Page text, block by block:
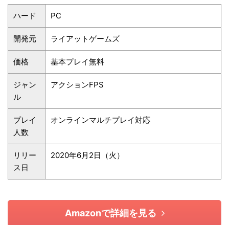
ハード PC
開発元 ライアットゲームズ
価格 基本プレイ無料
ジャン
ル
アクションFPS
プレイ
人数
オンラインマルチプレイ対応
リリー
ス日
2020年6月2日（火）
Amazonで詳細を見る